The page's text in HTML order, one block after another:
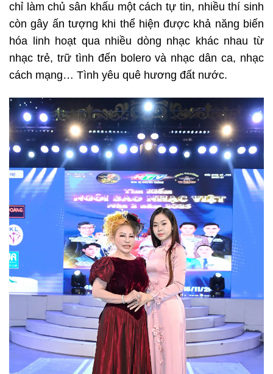
chỉ làm chủ sân khấu một cách tự tin, nhiều thí sinh
còn gây ấn tượng khi thể hiện được khả năng biến
hóa linh hoạt qua nhiều dòng nhạc khác nhau từ
nhạc trẻ, trữ tình đến bolero và nhạc dân ca, nhạc
cách mạng… Tình yêu quê hương đất nước.